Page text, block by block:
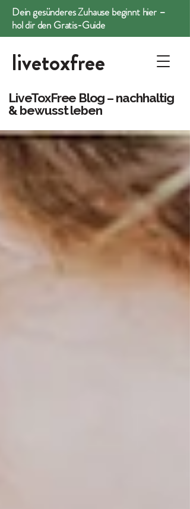
livetoxfree
Dein gesünderes Zuhause beginnt hier –
hol dir den Gratis-Guide
LiveToxFree Blog – nachhaltig
& bewusst leben